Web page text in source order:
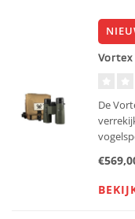
Vortex
De
deze